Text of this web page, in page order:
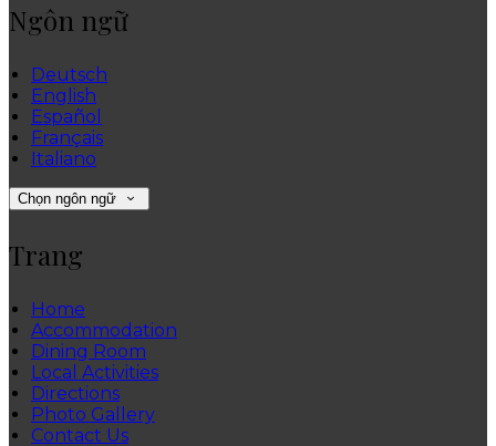
Ngôn ngữ
Deutsch
English
Español
Français
Italiano
Chọn ngôn ngữ
Trang
Home
Accommodation
Dining Room
Local Activities
Directions
Photo Gallery
Contact Us